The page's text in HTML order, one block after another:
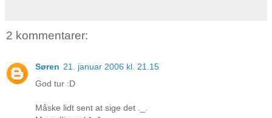
2 kommentarer:
Søren 21. januar 2006 kl. 21.15
God tur :D
Måske lidt sent at sige det ._.